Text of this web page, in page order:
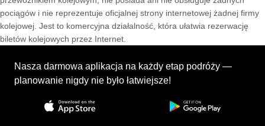
pociągów i nie reprezentuje oficjalnej strony internetowej żadnej firmy
kolejowej. Jest to komercyjna działalność, która ułatwia rezerwację
biletów kolejowych przez Internet.
Nasza darmowa aplikacja na każdy etap podróży —
planowanie nigdy nie było łatwiejsze!